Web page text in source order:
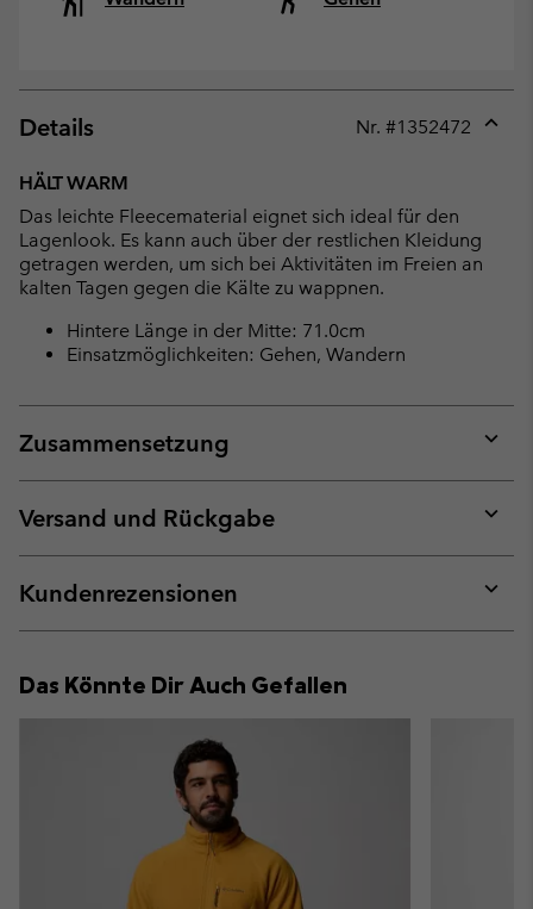
Details Nr. #1352472
HÄLT WARM
Das leichte Fleecematerial eignet sich ideal für den
Lagenlook. Es kann auch über der restlichen Kleidung
getragen werden, um sich bei Aktivitäten im Freien an
kalten Tagen gegen die Kälte zu wappnen.
Hintere Länge in der Mitte: 71.0cm
Einsatzmöglichkeiten: Gehen, Wandern
Zusammensetzung
or
Versand und Rückgabe
or
Kundenrezensionen
or
Das Könnte Dir Auch Gefallen